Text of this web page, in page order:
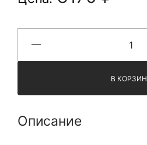
В
Описание